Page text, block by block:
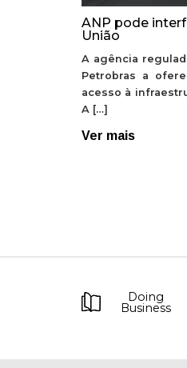
ANP pode
União
A agência
Petrobras a
acesso à
A […]
Ver mais
Doing
Business